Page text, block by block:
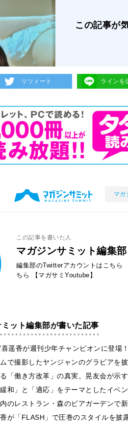
この記事が
リツィート ラインを
マガ
この記事を書いた人
マガジンサミット編集部
編集部のTwitterアカウントはこちら
ちら
【マガサミYoutube】
ット編集部が書いた記事
喜遥香が週刊少年チャンピオンに登
で撮影したヤンジャンのグラビアを
「働き方改革」の真実。晃友会が示
和」と「適応」をテーマとしたイベ
のレストラン・森のビアガーデンで
が「FLASH」で圧巻のスタイルを